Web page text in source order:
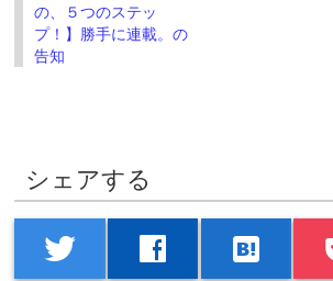
の、５つのステッ
プ！】勝手に連載。の
告知
シェアする
twitter facebook hatenabookmark